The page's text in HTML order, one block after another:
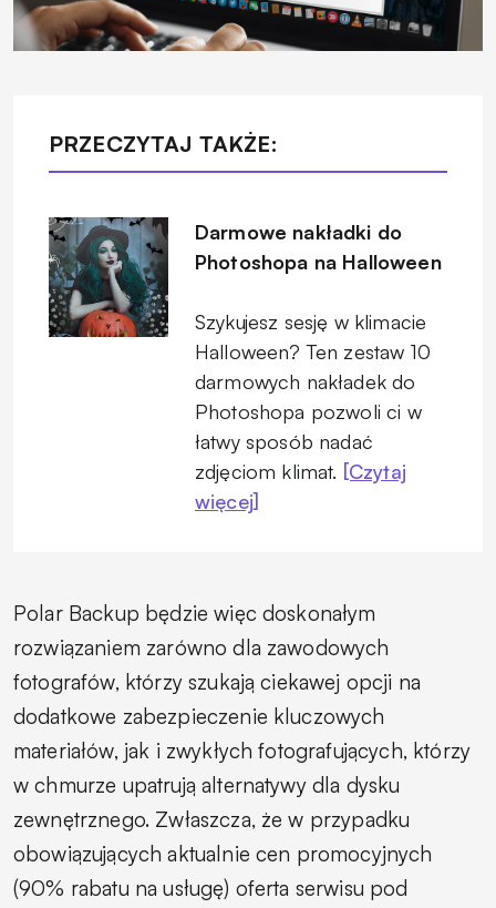
PRZECZYTAJ TAKŻE:
Darmowe nakładki do
Photoshopa na Halloween
Szykujesz sesję w klimacie
Halloween? Ten zestaw 10
darmowych nakładek do
Photoshopa pozwoli ci w
łatwy sposób nadać
zdjęciom klimat. [Czytaj
więcej]
Polar Backup będzie więc doskonałym
rozwiązaniem zarówno dla zawodowych
fotografów, którzy szukają ciekawej opcji na
dodatkowe zabezpieczenie kluczowych
materiałów, jak i zwykłych fotografujących, którzy
w chmurze upatrują alternatywy dla dysku
zewnętrznego. Zwłaszcza, że w przypadku
obowiązujących aktualnie cen promocyjnych
(90% rabatu na usługę) oferta serwisu pod